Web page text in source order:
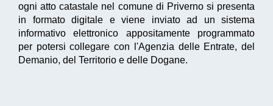
ogni atto catastale nel comune di Priverno si presenta
in formato digitale e viene inviato ad un sistema
informativo elettronico appositamente programmato
per potersi collegare con l'Agenzia delle Entrate, del
Demanio, del Territorio e delle Dogane.